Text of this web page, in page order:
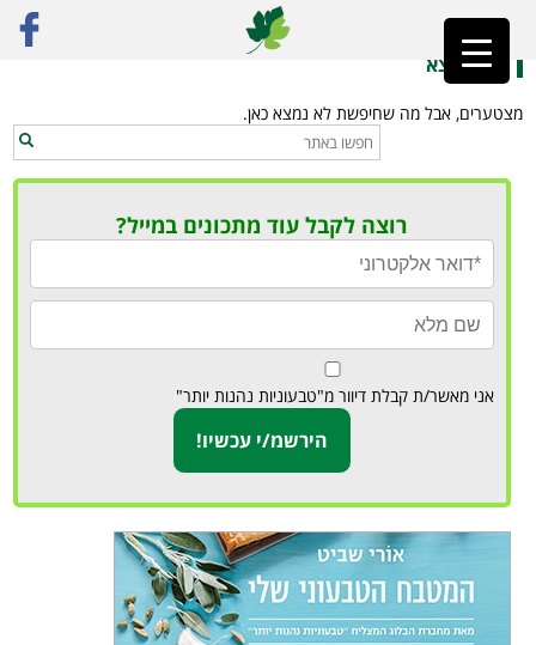
ראשי»מטבח גלילי
לא נמצא
מצטערים, אבל מה שחיפשת לא נמצא כאן.
רוצה לקבל עוד מתכונים במייל?
אני מאשר/ת קבלת דיוור מ"טבעוניות נהנות יותר"